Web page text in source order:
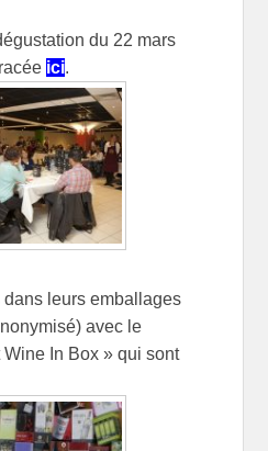
du 22 mars
ici.
dans leurs emballages
avec le
In Box » qui sont